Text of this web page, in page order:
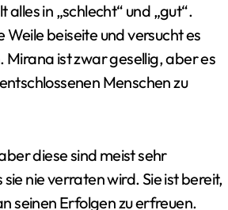
in „schlecht“ und „gut“.
beiseite und versucht es
ist zwar gesellig, aber es
Menschen zu
diese sind meist sehr
nie verraten wird. Sie ist bereit,
seinen Erfolgen zu erfreuen.